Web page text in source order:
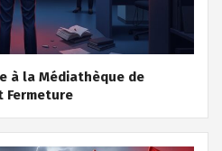
à la Médiathèque de
Fermeture